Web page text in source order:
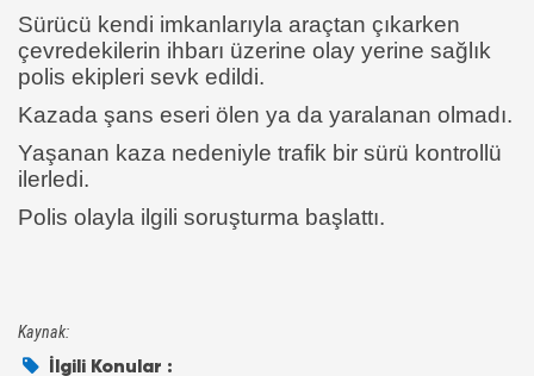
Sürücü kendi imkanlarıyla araçtan çıkarken
çevredekilerin ihbarı üzerine olay yerine sağlık
polis ekipleri sevk edildi.
Kazada şans eseri ölen ya da yaralanan olmadı.
Yaşanan kaza nedeniyle trafik bir sürü kontrollü
ilerledi.
Polis olayla ilgili soruşturma başlattı.
Kaynak:
İlgili Konular :